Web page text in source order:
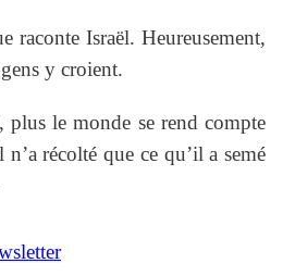
raconte Israël. Heureusement,
y croient.
plus le monde se rend compte
récolté que ce qu’il a semé